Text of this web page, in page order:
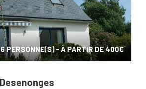
PERSONNE(S) - À PARTIR DE 400€